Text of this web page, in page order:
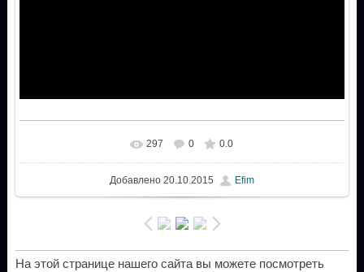
297 0 0.0
Добавлено20.10.2015 Efim
На этой странице нашего сайта вы можете посмотреть